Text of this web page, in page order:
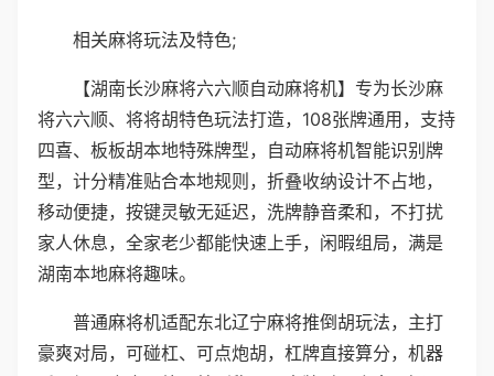
相关麻将玩法及特色;
【湖南长沙麻将六六顺自动麻将机】专为长沙麻
将六六顺、将将胡特色玩法打造，108张牌通用，支持
四喜、板板胡本地特殊牌型，自动麻将机智能识别牌
型，计分精准贴合本地规则，折叠收纳设计不占地，
移动便捷，按键灵敏无延迟，洗牌静音柔和，不打扰
家人休息，全家老少都能快速上手，闲暇组局，满是
湖南本地麻将趣味。
普通麻将机适配东北辽宁麻将推倒胡玩法，主打
豪爽对局，可碰杠、可点炮胡，杠牌直接算分，机器